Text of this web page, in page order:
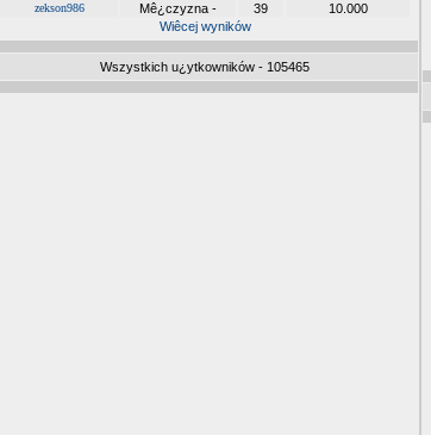
zekson986 Mê¿czyzna - 39
10.000
Wiêcej wyników
Wszystkich u¿ytkowników - 105465